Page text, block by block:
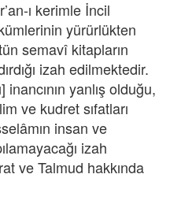
ı kerimle İncil
yürürlükten
semavî kitapların
izah edilmektedir.
yanlış olduğu,
ve kudret sıfatları
insan ve
izah
ve Talmud hakkında